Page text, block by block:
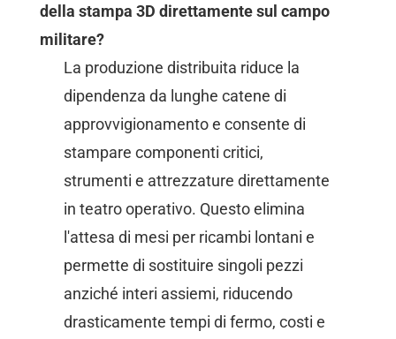
della stampa 3D direttamente sul campo
militare?
La produzione distribuita riduce la
dipendenza da lunghe catene di
approvvigionamento e consente di
stampare componenti critici,
strumenti e attrezzature direttamente
in teatro operativo. Questo elimina
l'attesa di mesi per ricambi lontani e
permette di sostituire singoli pezzi
anziché interi assiemi, riducendo
drasticamente tempi di fermo, costi e